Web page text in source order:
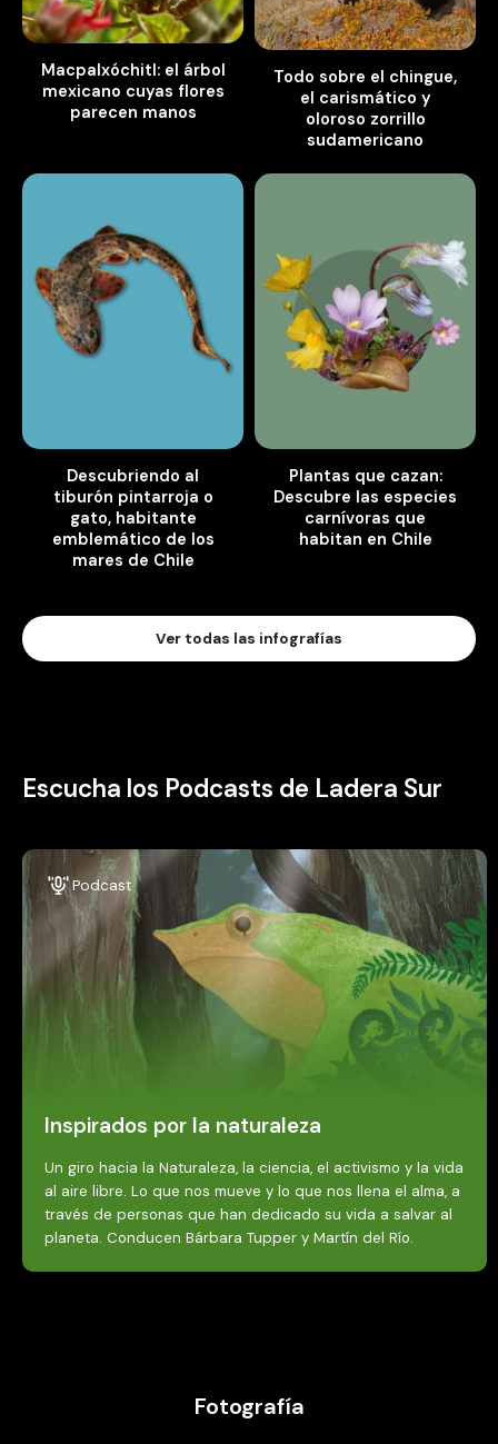
Macpalxóchitl: el árbol
mexicano cuyas flores
parecen manos
Todo sobre el chingue,
el carismático y
oloroso zorrillo
sudamericano
Descubriendo al
tiburón pintarroja o
gato, habitante
emblemático de los
mares de Chile
Plantas que cazan:
Descubre las especies
carnívoras que
habitan en Chile
Ver todas las infografías
Escucha los Podcasts de Ladera Sur
Podcast
Inspirados por la naturaleza
Un giro hacia la Naturaleza, la ciencia, el activismo y la vida
al aire libre. Lo que nos mueve y lo que nos llena el alma, a
través de personas que han dedicado su vida a salvar al
planeta. Conducen Bárbara Tupper y Martín del Río.
Fotografía